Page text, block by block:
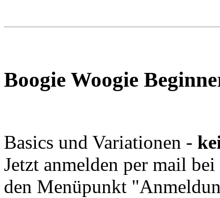
Boogie Woogie
Basics und Variationen -
Jetzt anmelden per mail
den Menüpunkt